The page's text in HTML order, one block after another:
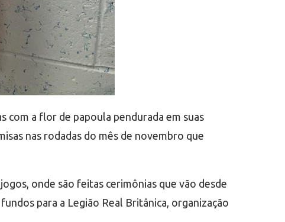
com a flor de papoula pendurada em suas
nas rodadas do mês de novembro que
onde são feitas cerimônias que vão desde
para a Legião Real Britânica, organização